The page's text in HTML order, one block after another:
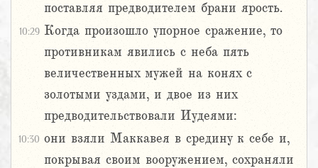
поставляя предводителем брани ярость.
10:29 Когда произошло упорное сражение, то
противникам явились с неба пять
величественных мужей на конях с
золотыми уздами, и двое из них
предводительствовали Иудеями:
10:30 они взяли Маккавея в средину к себе и,
покрывая своим вооружением, сохраняли